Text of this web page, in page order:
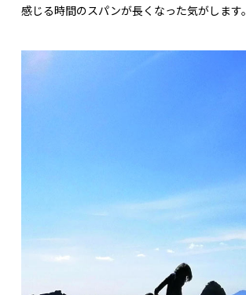
感じる時間のスパンが長くなった気がします。